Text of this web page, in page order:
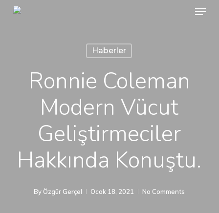
Skip
Menu
Haberler
Ronnie Coleman
Modern Vücut
Geliştirmeciler
Hakkında Konuştu.
By Özgür Gerçel Ocak 18, 2021 No Comments